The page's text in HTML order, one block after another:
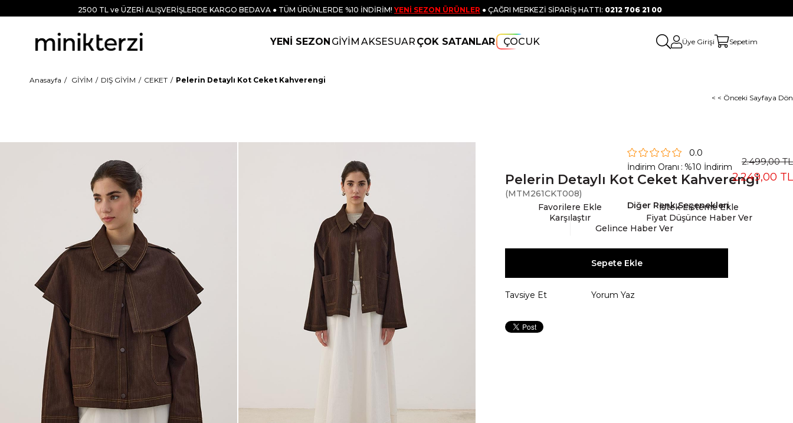
2500 TL ve ÜZERİ ALIŞVERİŞLERDE KARGO BEDAVA ● TÜM ÜRÜNLERDE %10 İNDİRİM! YENİ SEZON ÜRÜNLER ● ÇAĞRI MERKEZİ SİPARİŞ HATTI: 0212 706 21 00
YENİ SEZON GİYİM AKSESUAR ÇOK SATANLAR ÇOCUK Üye Girişi Sepetim
Anasayfa GİYİM DIŞ GİYİM CEKET
Pelerin Detaylı Kot Ceket Kahverengi
< < Önceki Sayfaya Dön
Pelerin Detaylı Kot Ceket Kahverengi
(MTM261CKT008)
0.0
İndirim Oranı : %10 İndirim 2.499,00 TL
2.249,00 TL
Diğer Renk Seçenekleri
Favorilere Ekle
İstek Listeme Ekle
Karşılaştır
Fiyat Düşünce Haber Ver
Gelince Haber Ver
Tavsiye Et Yorum Yaz